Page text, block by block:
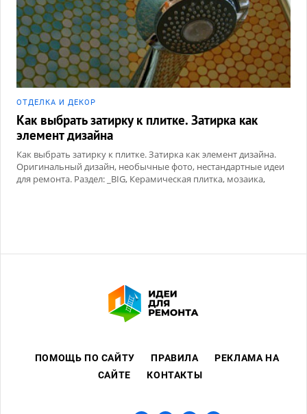
ОТДЕЛКА И ДЕКОР
Как выбрать затирку к плитке. Затирка как
элемент дизайна
Как выбрать затирку к плитке. Затирка как элемент дизайна.
Оригинальный дизайн, необычные фото, нестандартные идеи
для ремонта. Раздел: _BIG, Керамическая плитка, мозаика,
ПОМОЩЬ ПО САЙТУ ПРАВИЛА
РЕКЛАМА НА
САЙТЕ
КОНТАКТЫ